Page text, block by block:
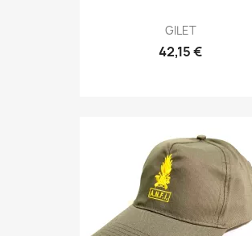
Anteprima
GILET
42,15 €